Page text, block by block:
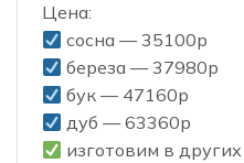
Цена:
сосна — 35100р
береза — 37980р
бук — 47160р
дуб — 63360р
изготовим в